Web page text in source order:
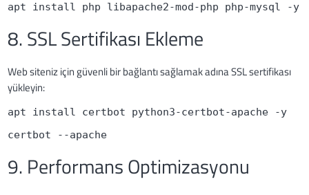
apt install php libapache2-mod-php php-mysql -y
8. SSL Sertifikası Ekleme
Web siteniz için güvenli bir bağlantı sağlamak adına SSL sertifikası
yükleyin:
apt install certbot python3-certbot-apache -y
certbot --apache
9. Performans Optimizasyonu